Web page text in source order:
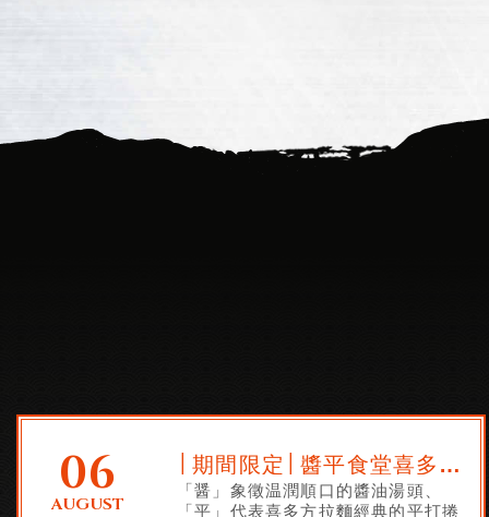
06
AUGUST
│期間限定│醬平食堂喜多方拉麵
「醤」象徵温潤順口的醬油湯頭、
「平」代表喜多方拉麵經典的平打捲